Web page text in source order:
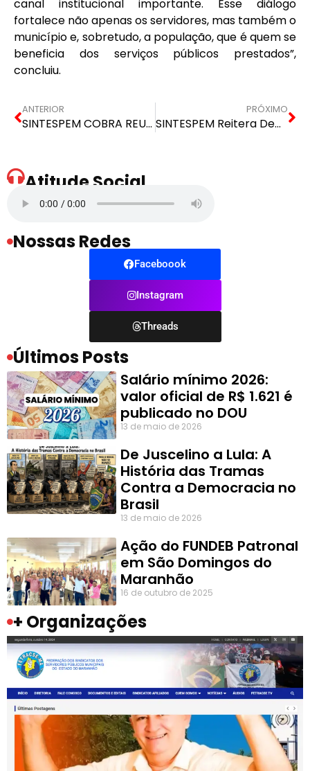
canal institucional importante. Esse diálogo
fortalece não apenas os servidores, mas também o
município e, sobretudo, a população, que é quem se
beneficia dos serviços públicos prestados”,
concluiu.
ANTERIOR
SINTESPEM COBRA REUNIÃO COM O PREFEITO DE SÃO DOMINGOS KLEBER TRATORZÃO PARA NEGOCIAÇÕES SALARIAIS DE 2025
PRÓXIMO
SINTESPEM Reitera Demandas à Prefeitura de São Domingos em Defesa dos Direitos dos Servidores Municipais
Atitude Social
Nossas Redes
Faceboook
Instagram
Threads
Últimos Posts
Salário mínimo 2026:
valor oficial de R$ 1.621 é
publicado no DOU
13 de maio de 2026
De Juscelino a Lula: A
História das Tramas
Contra a Democracia no
Brasil
13 de maio de 2026
Ação do FUNDEB Patronal
em São Domingos do
Maranhão
16 de outubro de 2025
+ Organizações